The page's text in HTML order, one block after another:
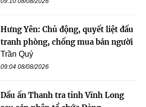
Hưng Yên: Chủ động, quyết liệt đấu
tranh phòng, chống mua bán người
Trần Quý
09:04 08/08/2026
Dấu ấn Thanh tra tỉnh Vĩnh Long